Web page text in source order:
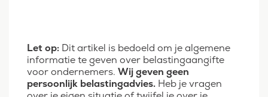
Let op: Dit artikel is bedoeld om je algemene
informatie te geven over belastingaangifte
voor ondernemers. Wij geven geen
persoonlijk belastingadvies. Heb je vragen